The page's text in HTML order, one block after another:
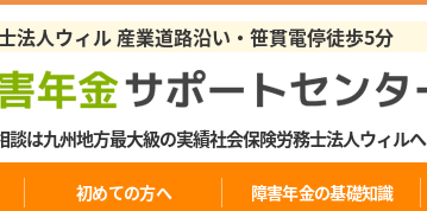
法人ウィル 産業道路沿い・笹貫電停徒歩5分
談は九州地方最大級の実績社会保険労務士法人ウィルへ
初めての方へ 障害年金の基礎知識